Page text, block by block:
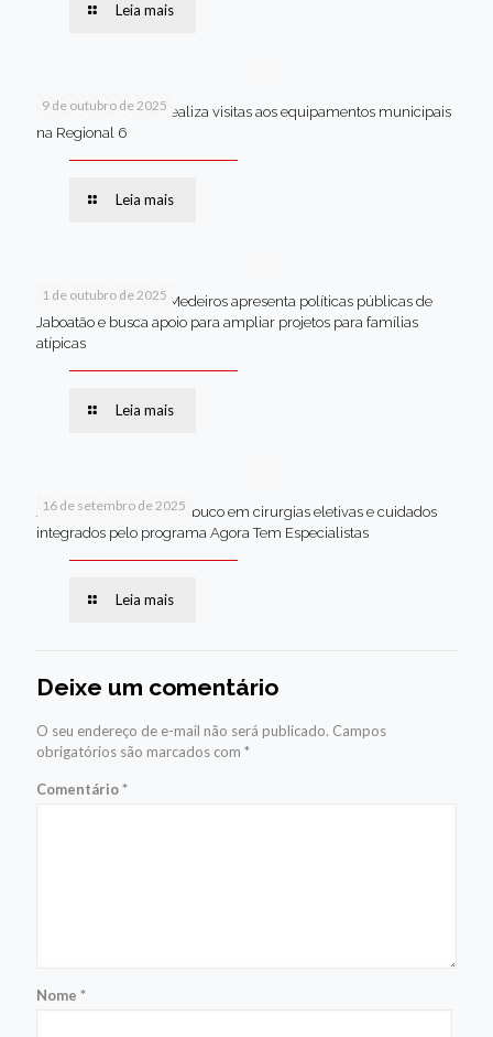
Leia mais
9 de outubro de 2025
Van dos secretários realiza visitas aos equipamentos municipais
na Regional 6
Leia mais
1 de outubro de 2025
Em Brasília, Andréa Medeiros apresenta políticas públicas de
Jaboatão e busca apoio para ampliar projetos para famílias
atípicas
Leia mais
16 de setembro de 2025
Jaboatão lidera Pernambuco em cirurgias eletivas e cuidados
integrados pelo programa Agora Tem Especialistas
Leia mais
Deixe um comentário
O seu endereço de e-mail não será publicado. Campos
obrigatórios são marcados com *
Comentário*
Nome *